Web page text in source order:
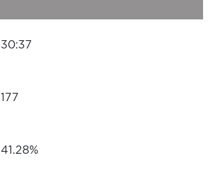
30:37
177
41.28%